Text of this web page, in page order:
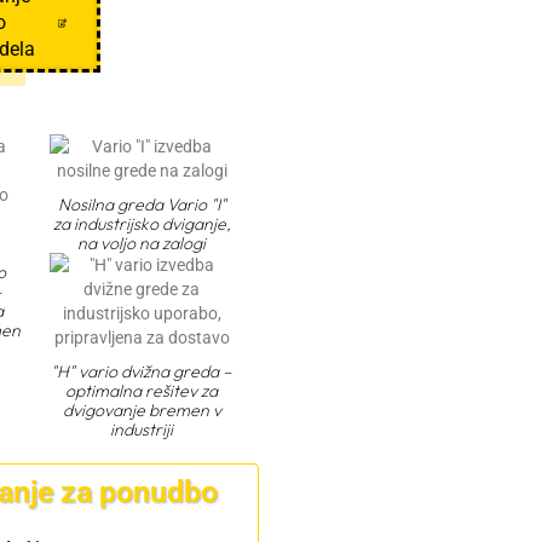
Nosilna greda Vario "I"
za industrijsko dviganje,
na voljo na zalogi
"H" vario dvižna greda –
optimalna rešitev za
dvigovanje bremen v
industriji
za ponudbo